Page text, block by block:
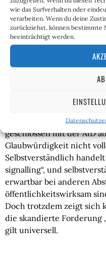
wie das Surfverhalten oder
verarbeiten. Wenn du deine
zurückziehst, können bestimmte
beeinträchtigt werden.
hat. Natürlich lässt sich
viel zu späten Zeitpunkt
von der Hand weisen.
selbstverständlich zu
Doch die vergangene
nicht länger
im Europäischen
wurde die CDU doch
geschlossen mit der AfD
Glaubwürdigkeit nicht
Selbstverständlich
signalling“, und
erwartbar bei anderen
öffentlichkeitswirksam
Doch trotzdem zeigt sich
die skandierte Forderung
gilt universell.